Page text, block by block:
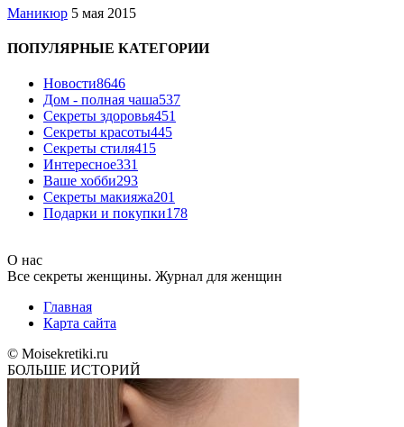
Маникюр 5 мая 2015
ПОПУЛЯРНЫЕ КАТЕГОРИИ
Новости8646
Дом - полная чаша537
Cекреты здоровья451
Секреты красоты445
Секреты стиля415
Интересное331
Ваше хобби293
Секреты макияжа201
Подарки и покупки178
О нас
Все секреты женщины. Журнал для женщин
Главная
Карта сайта
© Moisekretiki.ru
БОЛЬШЕ ИСТОРИЙ